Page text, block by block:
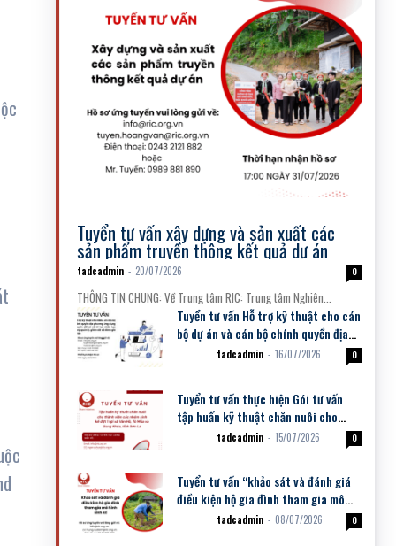
Tuyển tư vấn xây dựng và sản xuất các
sản phẩm truyền thông kết quả dự án
tadcadmin - 20/07/2026 0
THÔNG TIN CHUNG: Về Trung tâm RIC: Trung tâm Nghiên...
Tuyển tư vấn Hỗ trợ kỹ thuật cho cán
bộ dự án và cán bộ chính quyền địa
phương ứng dụng chuyển đổi...
tadcadmin - 16/07/2026 0
Tuyển tư vấn thực hiện Gói tư vấn
tập huấn kỹ thuật chăn nuôi cho
thành viên các nhóm sinh kế đợt 1
tadcadmin - 15/07/2026 0
Tuyển tư vấn “khảo sát và đánh giá
điều kiện hộ gia đình tham gia mô
hình sinh kế”tadcadmin - 08/07/2026 0